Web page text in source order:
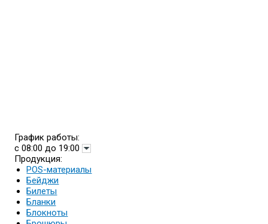
График работы:
с 08:00 до 19:00
Продукция:
POS-материалы
Бейджи
Билеты
Бланки
Блокноты